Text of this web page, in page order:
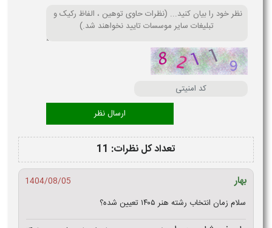
تعداد کل نظرات: 11
بهار
1404/08/05
سلام زمان انتخاب رشته هنر ۱۴۰۵ تعیین شده؟